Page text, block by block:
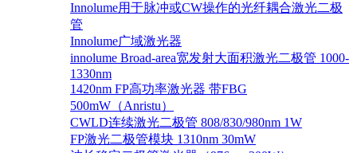
Innolume用于脉冲或CW操作的光纤耦合激光二极
管
Innolume广域激光器
innolume Broad-area宽发射大面积激光二极管 1000-
1330nm
1420nm FP高功率激光器 带FBG
500mW（Anristu）
CWLD连续激光二极管 808/830/980nm 1W
FP激光二极管模块 1310nm 30mW